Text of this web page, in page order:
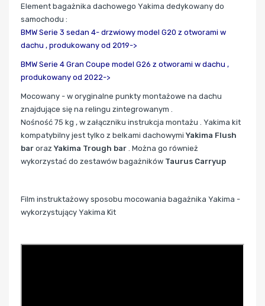
Element bagażnika dachowego Yakima dedykowany do
samochodu :
BMW Serie 3 sedan 4- drzwiowy model G20 z otworami w
dachu , produkowany od 2019->
BMW Serie 4 Gran Coupe model G26 z otworami w dachu ,
produkowany od 2022->
Mocowany - w oryginalne punkty montażowe na dachu
znajdujące się na relingu zintegrowanym .
Nośność 75 kg , w załączniku instrukcja montażu . Yakima kit
kompatybilny jest tylko z belkami dachowymi Yakima Flush
bar oraz Yakima Trough bar . Można go również
wykorzystać do zestawów bagażników Taurus Carryup
Film instruktażowy sposobu mocowania bagażnika Yakima -
wykorzystujący Yakima Kit